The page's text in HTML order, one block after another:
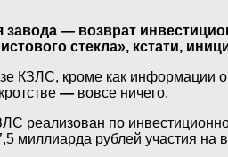
— возврат
стекла», кстати,
КЗЛС, кроме как информации
— вовсе ничего.
реализован по
миллиарда рублей участия